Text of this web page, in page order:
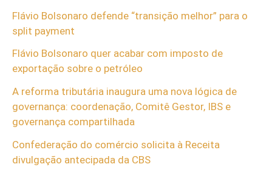
Flávio Bolsonaro defende “transição melhor” para o
split payment
Flávio Bolsonaro quer acabar com imposto de
exportação sobre o petróleo
A reforma tributária inaugura uma nova lógica de
governança: coordenação, Comitê Gestor, IBS e
governança compartilhada
Confederação do comércio solicita à Receita
divulgação antecipada da CBS